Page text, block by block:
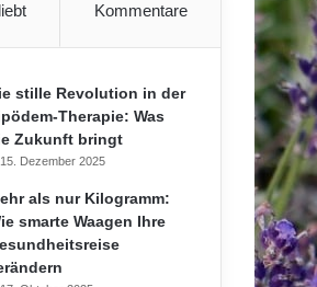
Kommentare
stille Revolution in der
Therapie: Was
Zukunft bringt
15. Dezember 2025
als nur Kilogramm:
smarte Waagen Ihre